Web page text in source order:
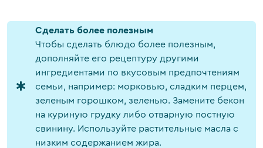
Cделать более полезным
Чтобы сделать блюдо более полезным,
дополняйте его рецептуру другими
ингредиентами по вкусовым предпочтениям
семьи, например: морковью, сладким перцем,
зеленым горошком, зеленью. Замените бекон
на куриную грудку либо отварную постную
свинину. Используйте растительные масла с
низким содержанием жира.